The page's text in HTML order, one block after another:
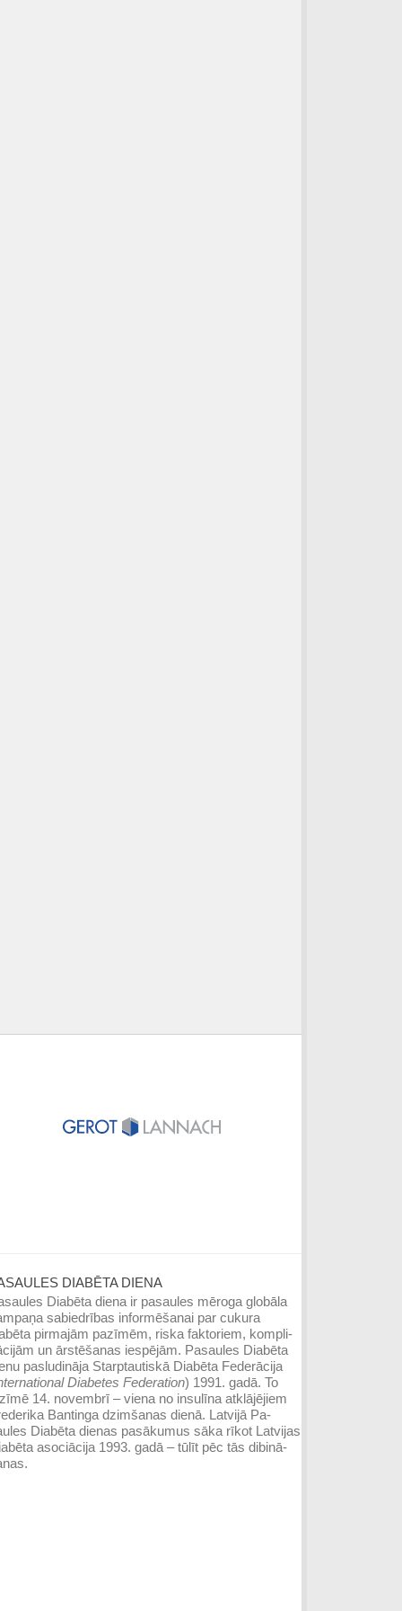
DIABĒTA DIENA
Diabēta diena ir pasaules mē­roga globāla
sabiedrības infor­mēšanai par cukura
pirmajām pazīmēm, riska faktoriem, kompli­
un ārstēšanas iespējām. Pasaules Diabēta
pasludināja Starptautiskā Diabēta Federācija
Dia­betes Federation) 1991. gadā. To
14. novembrī – viena no insulīna atklājējiem
Ban­tinga dzim­šanas dienā. Latvijā Pa­
Dia­bēta dienas pasā­ku­mus sāka rīkot Lat­vijas
asociācija 1993. gadā – tūlīt pēc tās dibinā­